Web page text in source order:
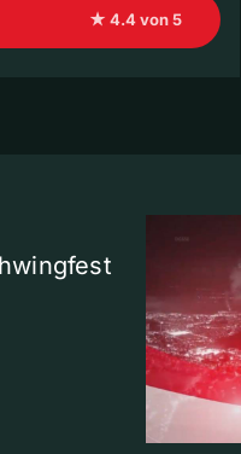
★ 4.4 von 5